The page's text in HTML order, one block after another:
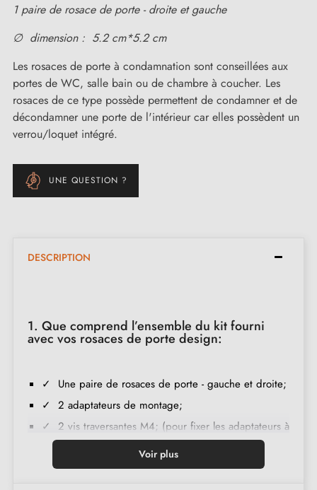
1 paire de rosace de porte - droite et gauche
∅ dimension : 5.2 cm*5.2 cm
Les rosaces de porte à condamnation sont conseillées aux
portes de WC, salle bain ou de chambre à coucher. Les
rosaces de ce type possède permettent de condamner et de
décondamner une porte de l'intérieur car elles possèdent un
verrou/loquet intégré.
UNE QUESTION ?
DESCRIPTION
1. Que comprend l’ensemble du kit fourni
avec vos rosaces de porte design:
✓ Une paire de rosaces de porte - gauche et droite;
✓ 2 adaptateurs de montage;
✓ 2 vis traversantes M4; (pour fixer les adaptateurs à
la porte);
✓ Jeu de vis à bois(sur demande spéciale);
Voir plus